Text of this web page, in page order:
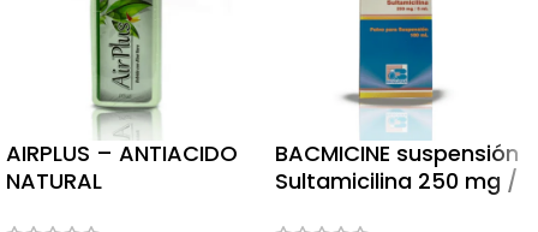
AIRPLUS – ANTIACIDO
NATURAL
BACMICINE suspensión
Sultamicilina 250 mg /